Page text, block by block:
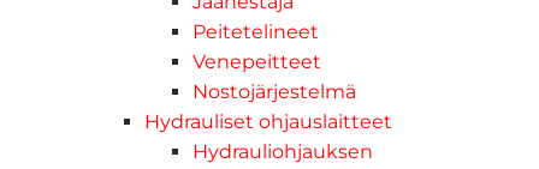
Peitetelineet
Venepeitteet
Nostojärjestelmä
Hydrauliset ohjauslaitteet
Hydrauliohjauksen